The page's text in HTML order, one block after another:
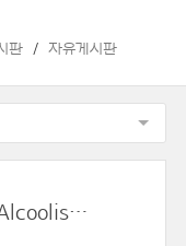
판 자유게시판
Il S’agit De Boissons Non Alcoolisées, Choisies Ici Sublime Dans Une Optique De Santé.Préparées à Base De Fruits, De Végétaux, D’épices Et D’herbes, Elles Font Preuve D’autant De Sophistication Et De Créativité Que Les Boissons D’accompagnement Tradi